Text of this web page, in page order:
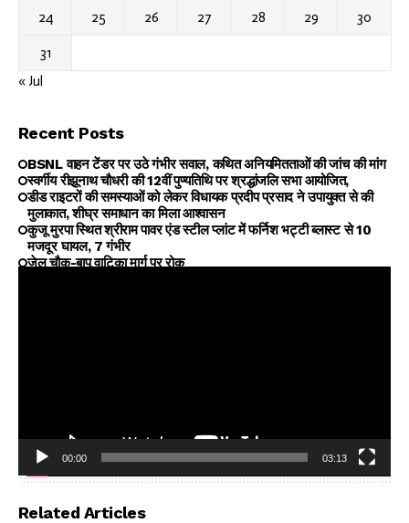
24 25 26 27 28 29 30
31
« Jul
Recent Posts
BSNL वाहन टेंडर पर उठे गंभीर सवाल, कथित अनियमितताओं की जांच की मांग
स्वर्गीय रीझूनाथ चौधरी की 12वीं पुण्यतिथि पर श्रद्धांजलि सभा आयोजित,
डीड राइटरों की समस्याओं को लेकर विधायक प्रदीप प्रसाद ने उपायुक्त से की
मुलाकात, शीघ्र समाधान का मिला आश्वासन
कुजू मुरपा स्थित श्रीराम पावर एंड स्टील प्लांट में फर्निश भट्टी ब्लास्ट से 10
मजदूर घायल, 7 गंभीर
जेल चौक-बापू वाटिका मार्ग पर रोक
Player
00:00 03:13
Related Articles